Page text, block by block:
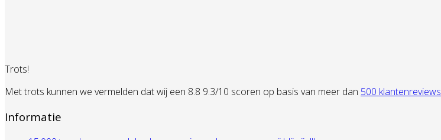
Trots!
Met trots kunnen we vermelden dat wij een 8.8 9.3/10 scoren op basis van meer dan 500 klantenreviews
Informatie